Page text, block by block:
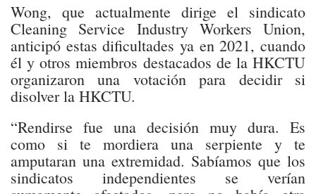
Wong, que actualmente dirige el sindicato
Cleaning Service Industry Workers Union,
anticipó estas dificultades ya en 2021, cuando
él y otros miembros destacados de la HKCTU
organizaron una votación para decidir si
disolver la HKCTU.
“Rendirse fue una decisión muy dura. Es
como si te mordiera una serpiente y te
amputaran una extremidad. Sabíamos que los
sindicatos independientes se verían